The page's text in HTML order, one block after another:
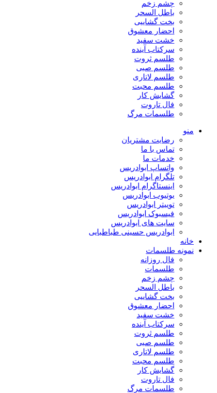
چشم زخم
باطل السحر
بخت گشاییی
احضار معشوق
خشت سفید
سرکتاب آینده
طلسم ثروت
طلسم صبی
طلسم لاتاری
طلسم محبت
گشایش کار
فال تاروت
طلسمات مرگ
منو
رضایت مشتریان
تماس با ما
خدمات ما
واتساپ ابوادریس
تلگرام ابوادریس
اینستاگرام ابوادریس
یوتیوب ابوادریس
توییتر ابوادریس
فیسبوک ابوادریس
سایت های ابوادریس
ابوادریس حسینی طباطبایی
خانه
نمونه طلسمات
فال روزانه
طلسمات
چشم زخم
باطل السحر
بخت گشاییی
احضار معشوق
خشت سفید
سرکتاب آینده
طلسم ثروت
طلسم صبی
طلسم لاتاری
طلسم محبت
گشایش کار
فال تاروت
طلسمات مرگ